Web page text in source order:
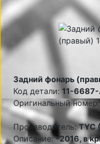
Задний фонарь
Код детали: 11-
Оригинальный
Производитель:TYC
Описание:-2016, в